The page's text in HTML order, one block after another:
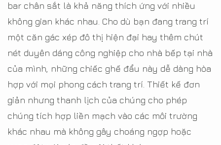
bar chân sắt là khả năng thích ứng với nhiều
không gian khác nhau. Cho dù bạn đang trang trí
một căn gác xép đô thị hiện đại hay thêm chút
nét duyên dáng công nghiệp cho nhà bếp tại nhà
của mình, những chiếc ghế đẩu này dễ dàng hòa
hợp với mọi phong cách trang trí. Thiết kế đơn
giản nhưng thanh lịch của chúng cho phép
chúng tích hợp liền mạch vào các môi trường
khác nhau mà không gây choáng ngợp hoặc